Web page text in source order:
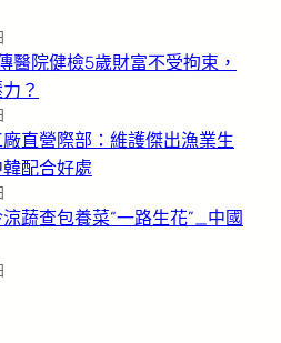
醫院健檢5歲財富不受拘束，
？
直營際部：維護傑出漁業生
配合好處
蔬查包養菜“一路生花”_中國